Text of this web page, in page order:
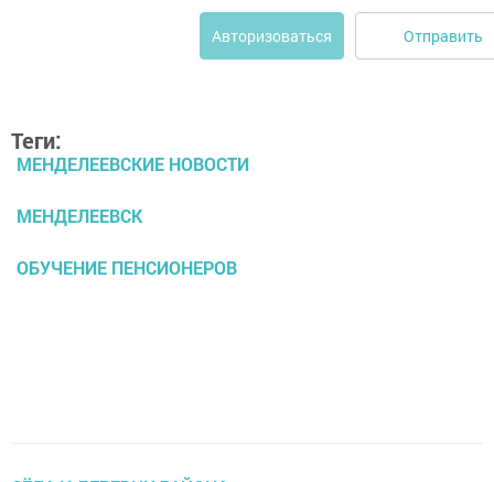
Авторизоваться Отправить
Теги:
МЕНДЕЛЕЕВСКИЕ НОВОСТИ
МЕНДЕЛЕЕВСК
ОБУЧЕНИЕ ПЕНСИОНЕРОВ